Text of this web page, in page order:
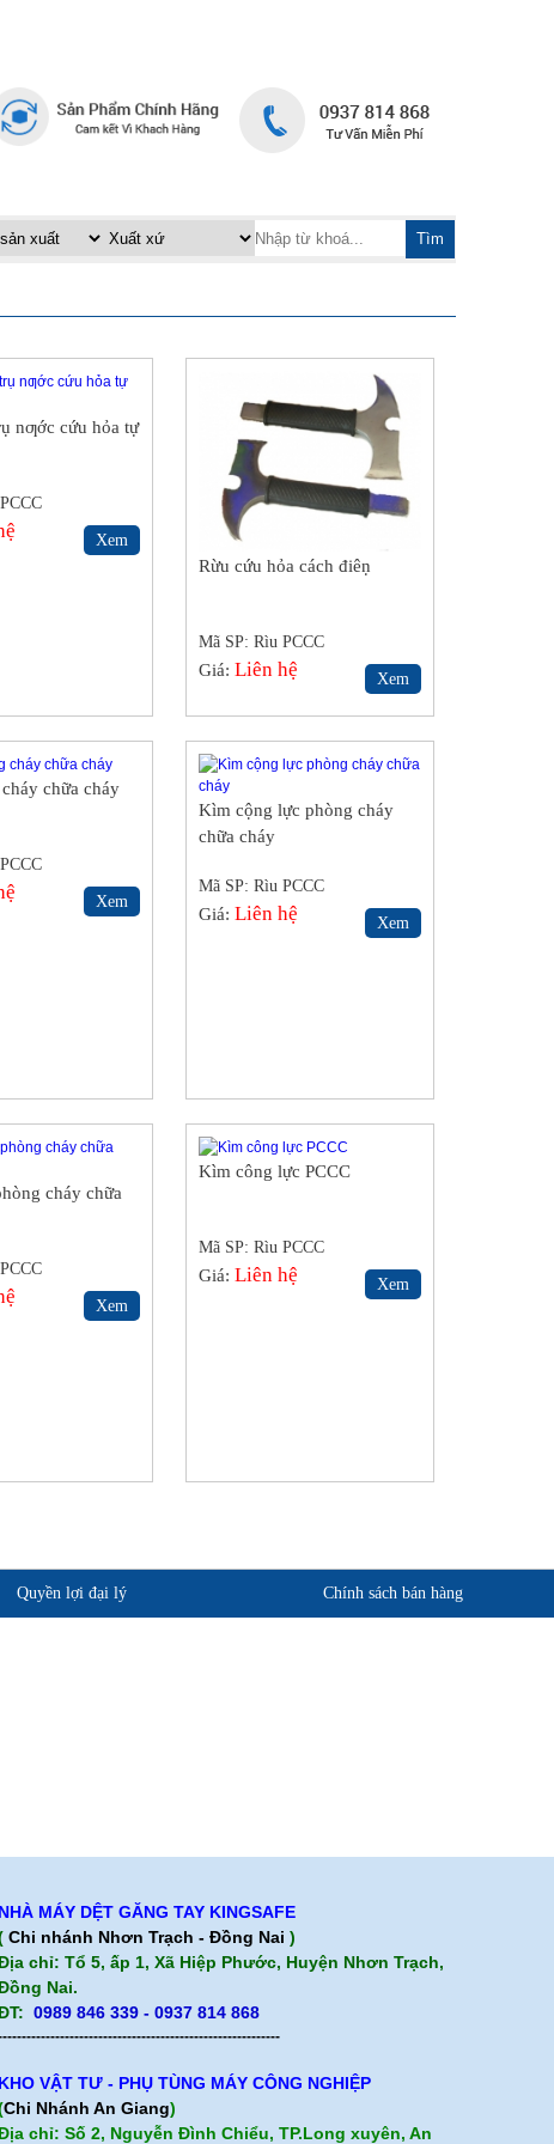
Tìm
nƣớc cứu hỏa tự
Xem
Rừu cứu hỏa cách điêṇ
Mã SP: Rìu PCCC
Giá: Liên hệ Xem
chữa cháy
Xem
Kìm cộng lực phòng cháy
chữa cháy
Mã SP: Rìu PCCC
Giá: Liên hệ Xem
cháy chữa
Xem
Kìm công lực PCCC
Mã SP: Rìu PCCC
Giá: Liên hệ Xem
Quyền lợi đại lý Chính sách bán hàng
NHÀ MÁY DỆT GĂNG TAY KINGSAFE
Chi nhánh Nhơn Trạch - Đồng Nai )
chỉ: Tổ 5, ấp 1, Xã Hiệp Phước, Huyện Nhơn Trạch,
Nai.
0989 846 339 - 0937 814 868
KHO VẬT TƯ - PHỤ TÙNG MÁY CÔNG NGHIỆP
Chi Nhánh An Giang)
chỉ: Số 2, Nguyễn Đình Chiểu, TP.Long xuyên, An